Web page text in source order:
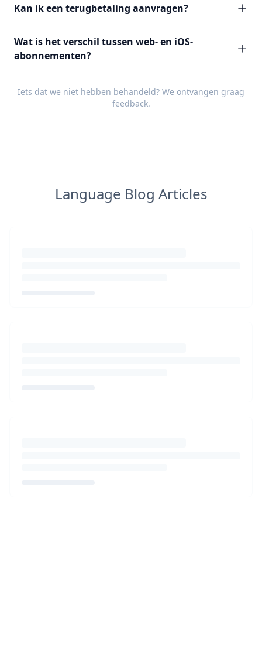
Kan ik een terugbetaling aanvragen?
Wat is het verschil tussen web- en iOS-
abonnementen?
Iets dat we niet hebben behandeld? We ontvangen graag
feedback.
Language Blog Articles